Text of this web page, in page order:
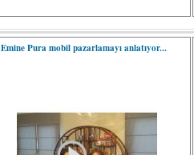
Emine Pura mobil pazarlamayı anlatıyor...